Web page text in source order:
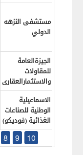
مستشفى النزهه
الدولي
الجيزةالعامة
للمقاولات
والاستثمارالعقارى
الاسماعيلية
الوطنية للصناعات
الغذائية (فوديكو)
8 9 10